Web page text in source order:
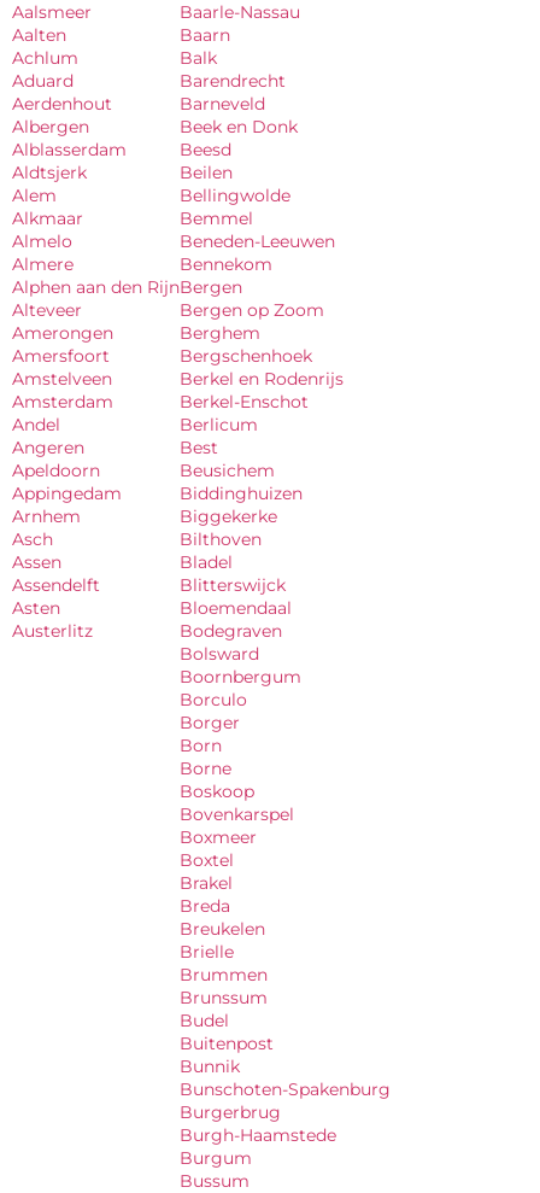
Aalsmeer
Aalten
Achlum
Aduard
Aerdenhout
Albergen
Alblasserdam
Aldtsjerk
Alem
Alkmaar
Almelo
Almere
Alphen aan den Rijn
Alteveer
Amerongen
Amersfoort
Amstelveen
Amsterdam
Andel
Angeren
Apeldoorn
Appingedam
Arnhem
Asch
Assen
Assendelft
Asten
Austerlitz
Baarle-Nassau
Baarn
Balk
Barendrecht
Barneveld
Beek en Donk
Beesd
Beilen
Bellingwolde
Bemmel
Beneden-Leeuwen
Bennekom
Bergen
Bergen op Zoom
Berghem
Bergschenhoek
Berkel en Rodenrijs
Berkel-Enschot
Berlicum
Best
Beusichem
Biddinghuizen
Biggekerke
Bilthoven
Bladel
Blitterswijck
Bloemendaal
Bodegraven
Bolsward
Boornbergum
Borculo
Borger
Born
Borne
Boskoop
Bovenkarspel
Boxmeer
Boxtel
Brakel
Breda
Breukelen
Brielle
Brummen
Brunssum
Budel
Buitenpost
Bunnik
Bunschoten-Spakenburg
Burgerbrug
Burgh-Haamstede
Burgum
Bussum